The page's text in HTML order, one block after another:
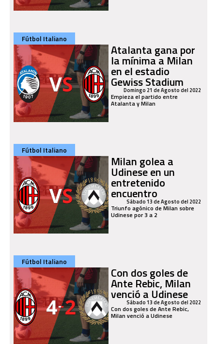
Fútbol Italiano
Atalanta gana por
la mínima a Milan
en el estadio
Gewiss Stadium
Domingo 21 de Agosto del 2022
Empieza el partido entre
Atalanta y Milan
Fútbol Italiano
Milan golea a
Udinese en un
entretenido
encuentro
Sábado 13 de Agosto del 2022
Triunfo agónico de Milan sobre
Udinese por 3 a 2
Fútbol Italiano
Con dos goles de
Ante Rebic, Milan
venció a Udinese
Sábado 13 de Agosto del 2022
Con dos goles de Ante Rebic,
Milan venció a Udinese